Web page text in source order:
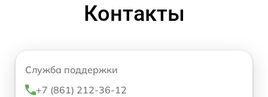
Контакты
Служба поддержки
+7 (861) 212-36-12